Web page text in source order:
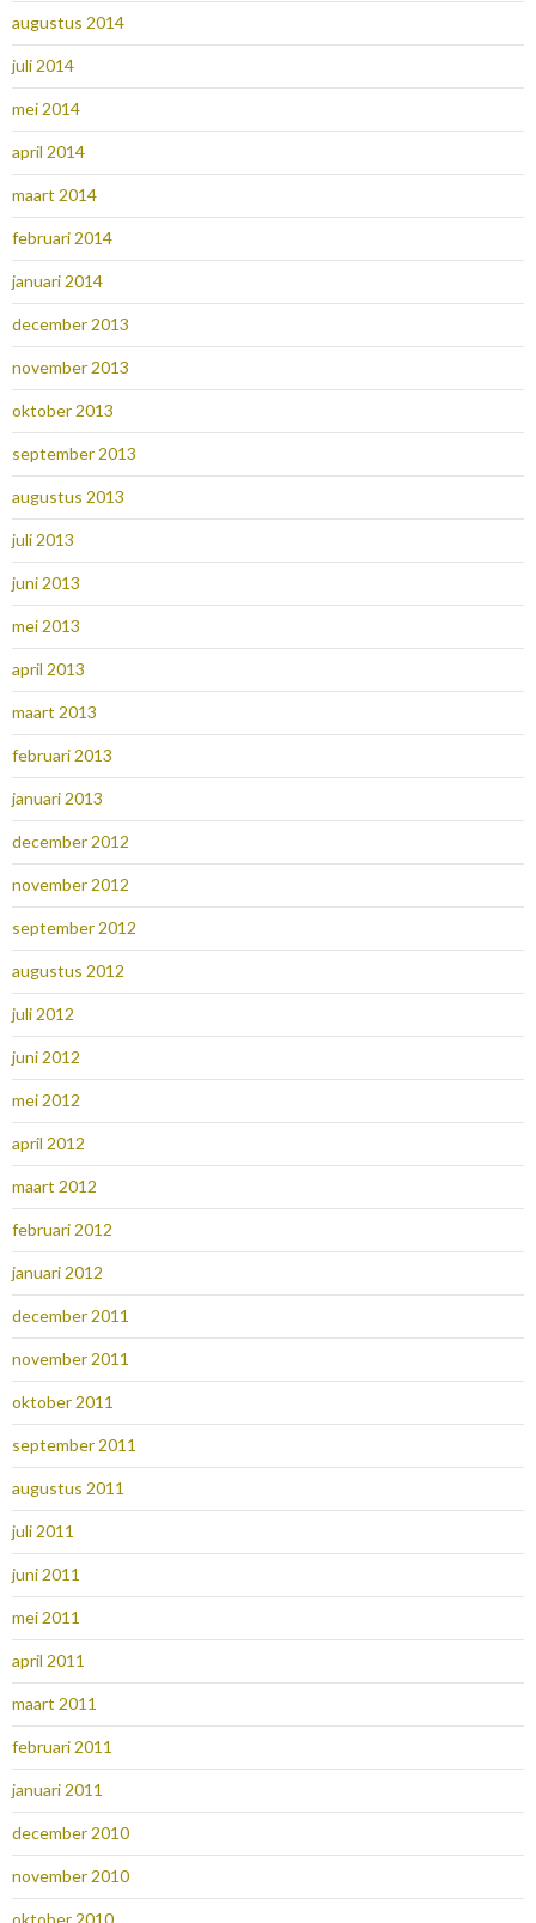
augustus 2014
juli 2014
mei 2014
april 2014
maart 2014
februari 2014
januari 2014
december 2013
november 2013
oktober 2013
september 2013
augustus 2013
juli 2013
juni 2013
mei 2013
april 2013
maart 2013
februari 2013
januari 2013
december 2012
november 2012
september 2012
augustus 2012
juli 2012
juni 2012
mei 2012
april 2012
maart 2012
februari 2012
januari 2012
december 2011
november 2011
oktober 2011
september 2011
augustus 2011
juli 2011
juni 2011
mei 2011
april 2011
maart 2011
februari 2011
januari 2011
december 2010
november 2010